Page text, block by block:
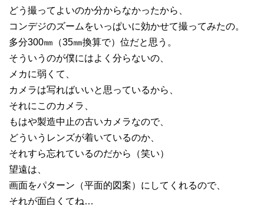
どう撮ってよいのか分からなかったから、
コンデジのズームをいっぱいに効かせて撮ってみたの。
多分300㎜（35㎜換算で）位だと思う。
そういうのが僕にはよく分らないの、
メカに弱くて、
カメラは写ればいいと思っているから、
それにこのカメラ、
もはや製造中止の古いカメラなので、
どういうレンズが着いているのか、
それすら忘れているのだから（笑い）
望遠は、
画面をパターン（平面的図案）にしてくれるので、
それが面白くてね…